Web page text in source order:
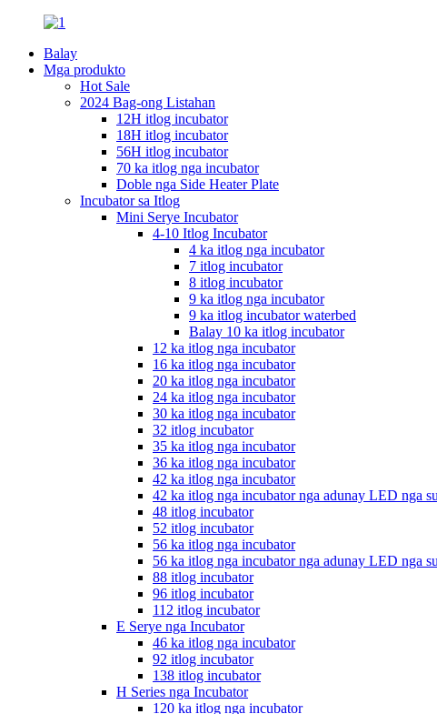
Balay
Mga produkto
Hot Sale
2024 Bag-ong Listahan
12H itlog incubator
18H itlog incubator
56H itlog incubator
70 ka itlog nga incubator
Doble nga Side Heater Plate
Incubator sa Itlog
Mini Serye Incubator
4-10 Itlog Incubator
4 ka itlog nga incubator
7 itlog incubator
8 itlog incubator
9 ka itlog nga incubator
9 ka itlog incubator waterbed
Balay 10 ka itlog incubator
12 ka itlog nga incubator
16 ka itlog nga incubator
20 ka itlog nga incubator
24 ka itlog nga incubator
30 ka itlog nga incubator
32 itlog incubator
35 ka itlog nga incubator
36 ka itlog nga incubator
42 ka itlog nga incubator
42 ka itlog nga incubator nga adunay LED nga
48 itlog incubator
52 itlog incubator
56 ka itlog nga incubator
56 ka itlog nga incubator nga adunay LED nga
88 itlog incubator
96 itlog incubator
112 itlog incubator
E Serye nga Incubator
46 ka itlog nga incubator
92 itlog incubator
138 itlog incubator
H Series nga Incubator
120 ka itlog nga incubator